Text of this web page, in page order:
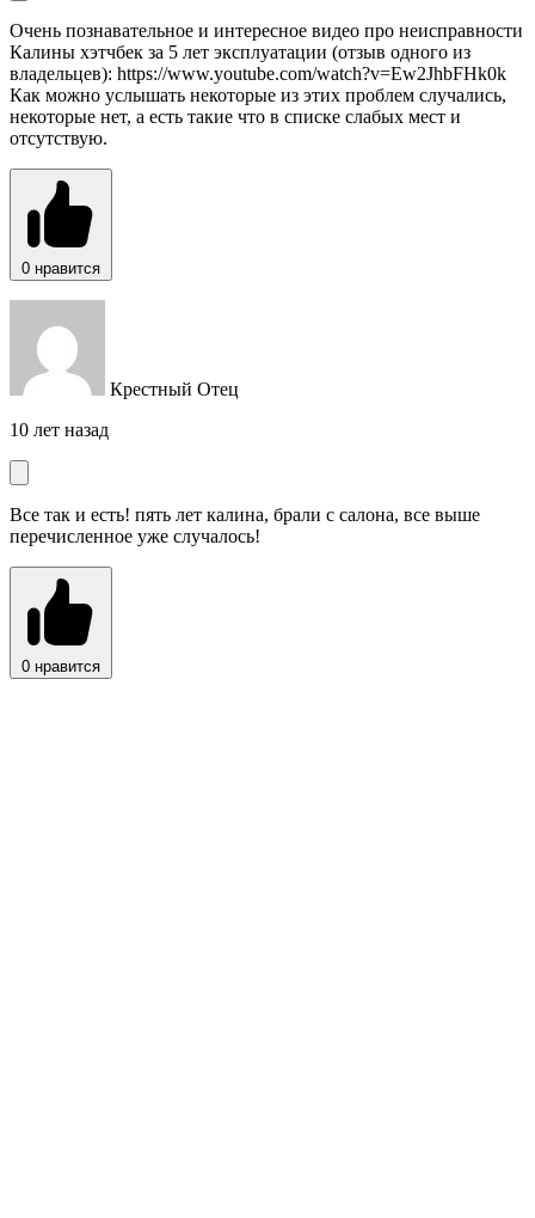
Очень познавательное и интересное видео про неисправности
Калины хэтчбек за 5 лет эксплуатации (отзыв одного из
владельцев): https://www.youtube.com/watch?v=Ew2JhbFHk0k
Как можно услышать некоторые из этих проблем случались,
некоторые нет, а есть такие что в списке слабых мест и
отсутствую.
0 нравится
Крестный Отец
10 лет назад
Все так и есть! пять лет калина, брали с салона, все выше
перечисленное уже случалось!
0 нравится